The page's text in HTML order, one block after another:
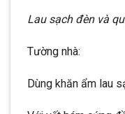
Lau sạch đèn và
Tường nhà:
Dùng khăn ẩm lau